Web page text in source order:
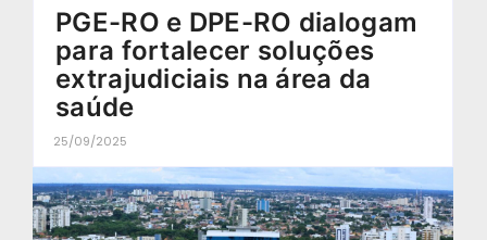
PGE-RO e DPE-RO dialogam
para fortalecer soluções
extrajudiciais na área da
saúde
25/09/2025